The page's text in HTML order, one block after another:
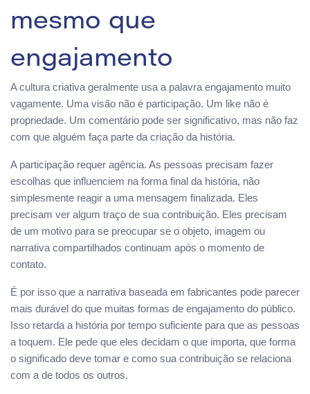
mesmo que
engajamento
A cultura criativa geralmente usa a palavra engajamento muito
vagamente. Uma visão não é participação. Um like não é
propriedade. Um comentário pode ser significativo, mas não faz
com que alguém faça parte da criação da história.
A participação requer agência. As pessoas precisam fazer
escolhas que influenciem na forma final da história, não
simplesmente reagir a uma mensagem finalizada. Eles
precisam ver algum traço de sua contribuição. Eles precisam
de um motivo para se preocupar se o objeto, imagem ou
narrativa compartilhados continuam após o momento de
contato.
É por isso que a narrativa baseada em fabricantes pode parecer
mais durável do que muitas formas de engajamento do público.
Isso retarda a história por tempo suficiente para que as pessoas
a toquem. Ele pede que eles decidam o que importa, que forma
o significado deve tomar e como sua contribuição se relaciona
com a de todos os outros.